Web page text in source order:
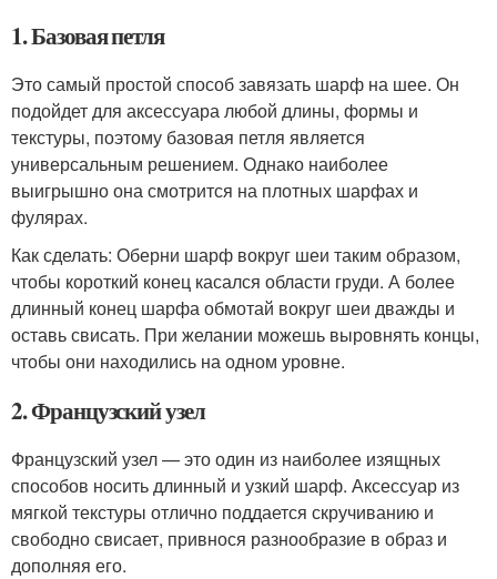
1. Базовая петля
Это самый простой способ завязать шарф на шее. Он
подойдет для аксессуара любой длины, формы и
текстуры, поэтому базовая петля является
универсальным решением. Однако наиболее
выигрышно она смотрится на плотных шарфах и
фулярах.
Как сделать: Оберни шарф вокруг шеи таким образом,
чтобы короткий конец касался области груди. А более
длинный конец шарфа обмотай вокруг шеи дважды и
оставь свисать. При желании можешь выровнять концы,
чтобы они находились на одном уровне.
2. Французский узел
Французский узел — это один из наиболее изящных
способов носить длинный и узкий шарф. Аксессуар из
мягкой текстуры отлично поддается скручиванию и
свободно свисает, привнося разнообразие в образ и
дополняя его.